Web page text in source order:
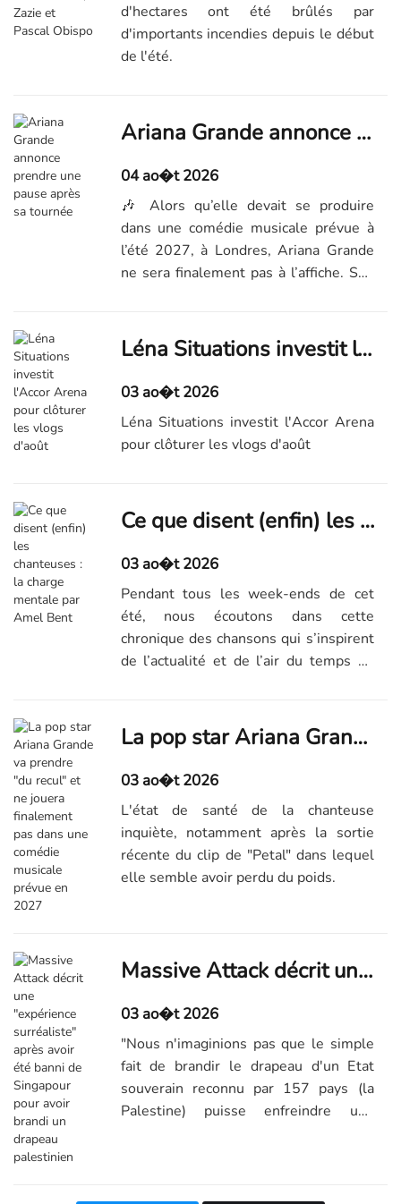
d'hectares ont été brûlés par
d'importants incendies depuis le début
de l'été.
Ariana Grande annonce prendre une pause après sa tournée
04 ao�t 2026
🎶 Alors qu’elle devait se produire
dans une comédie musicale prévue à
l’été 2027, à Londres, Ariana Grande
ne sera finalement pas à l’affiche. Son
faire une pause, ce qui a alimenté les
spéculations sur son état de santé....Léna Situations investit l'Accor Arena pour clôturer les vlogs d'août
03 ao�t 2026
Léna Situations investit l'Accor Arena
pour clôturer les vlogs d'août
Ce que disent (enfin) les chanteuses : la charge mentale par Amel Bent
03 ao�t 2026
Pendant tous les week-ends de cet
été, nous écoutons dans cette
chronique des chansons qui s’inspirent
de l’actualité et de l’air du temps de
Amel Bent.
La pop star Ariana Grande va prendre "du recul" et ne jouera finalement pas dans une comédie musicale prévue en 2027
03 ao�t 2026
L'état de santé de la chanteuse
inquiète, notamment après la sortie
récente du clip de "Petal" dans lequel
elle semble avoir perdu du poids.
Massive Attack décrit une "expérience surréaliste" après avoir été banni de Singapour pour avoir brandi un drapeau palestinien
03 ao�t 2026
"Nous n'imaginions pas que le simple
fait de brandir le drapeau d'un Etat
souverain reconnu par 157 pays (la
Palestine) puisse enfreindre une